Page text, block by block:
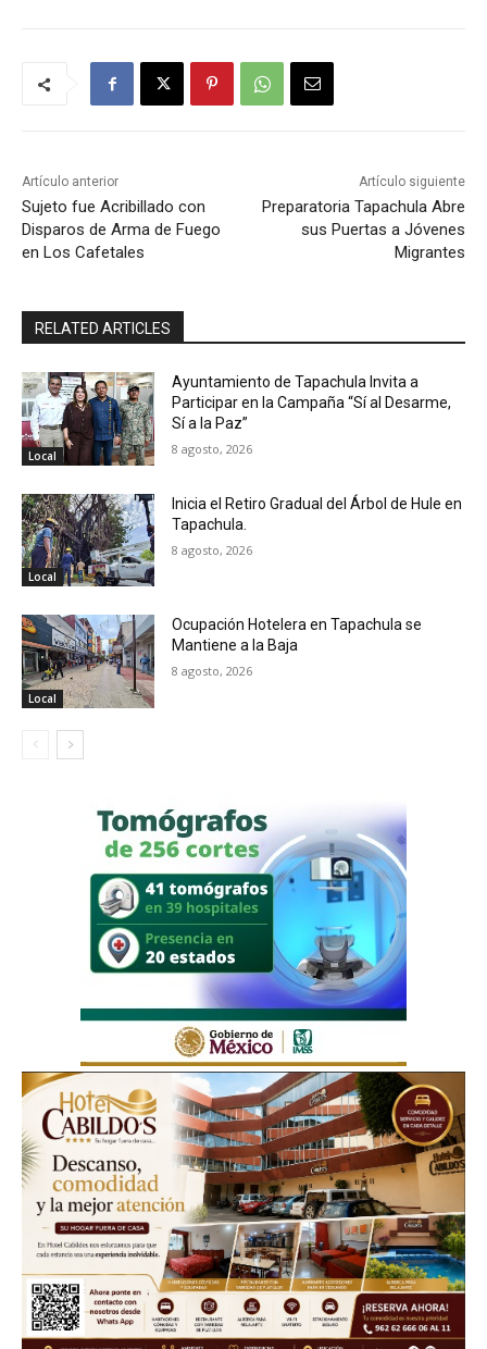
Artículo anterior
Sujeto fue Acribillado con
Disparos de Arma de Fuego
en Los Cafetales
Artículo siguiente
Preparatoria Tapachula Abre
sus Puertas a Jóvenes
Migrantes
RELATED ARTICLES
Local
Ayuntamiento de Tapachula Invita a
Participar en la Campaña “Sí al Desarme,
Sí a la Paz”
8 agosto, 2026
Local
Inicia el Retiro Gradual del Árbol de Hule en
Tapachula.
8 agosto, 2026
Local
Ocupación Hotelera en Tapachula se
Mantiene a la Baja
8 agosto, 2026